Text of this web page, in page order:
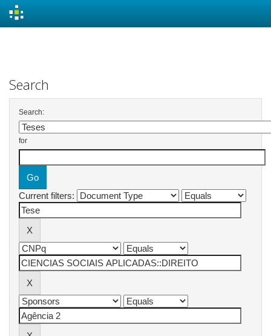
Search
Search:
for
Current filters: